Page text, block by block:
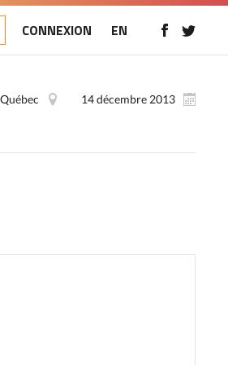
CONNEXION EN
14 décembre 2013